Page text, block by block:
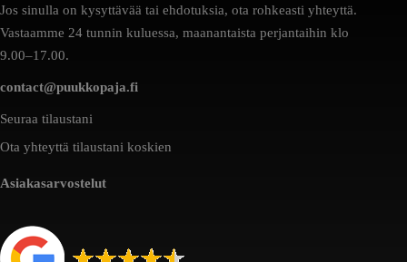
Jos sinulla on kysyttävää tai ehdotuksia, ota rohkeasti yhteyttä.
Vastaamme 24 tunnin kuluessa, maanantaista perjantaihin klo
9.00–17.00.
contact@puukkopaja.fi
Seuraa tilaustani
Ota yhteyttä tilaustani koskien
Asiakasarvostelut